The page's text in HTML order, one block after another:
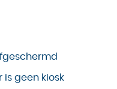
is geen kiosk